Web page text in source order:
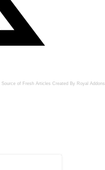
Source of Fresh Articles Created By Royal Addons